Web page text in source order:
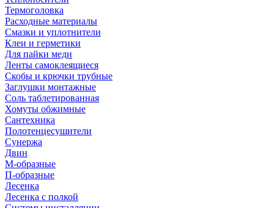
Термоголовка
Расходные материалы
Смазки и уплотнители
Клеи и герметики
Для пайки меди
Ленты самоклеящиеся
Скобы и крючки трубные
Заглушки монтажные
Соль таблетированная
Хомуты обжимные
Сантехника
Полотенцесушители
Сунержа
Двин
М-образные
П-образные
Лесенка
Лесенка с полкой